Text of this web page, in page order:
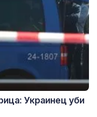
Украинец уби